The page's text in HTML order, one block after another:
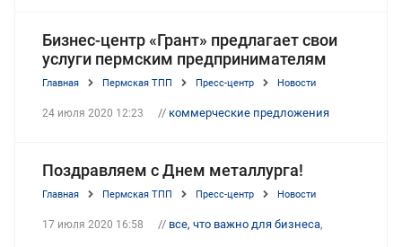
Бизнес-центр «Грант» предлагает свои
услуги пермским предпринимателям
Главная Пермская ТПП Пресс-центр Новости
24 июля 2020 12:23 // коммерческие предложения
Поздравляем с Днем металлурга!
Главная Пермская ТПП Пресс-центр Новости
17 июля 2020 16:58 // все, что важно для бизнеса,